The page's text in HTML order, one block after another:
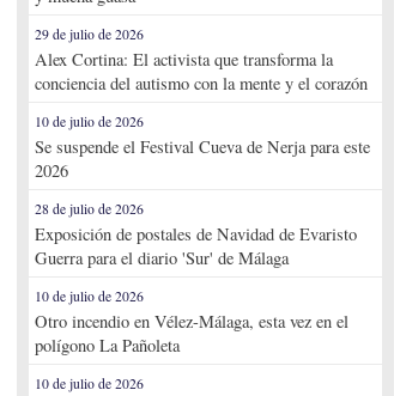
29 de julio de 2026
Alex Cortina: El activista que transforma la
conciencia del autismo con la mente y el corazón
10 de julio de 2026
Se suspende el Festival Cueva de Nerja para este
2026
28 de julio de 2026
Exposición de postales de Navidad de Evaristo
Guerra para el diario 'Sur' de Málaga
10 de julio de 2026
Otro incendio en Vélez-Málaga, esta vez en el
polígono La Pañoleta
10 de julio de 2026